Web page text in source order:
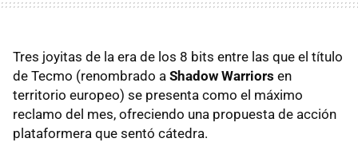
Tres joyitas de la era de los 8 bits entre las que el título
de Tecmo (renombrado a Shadow Warriors en
territorio europeo) se presenta como el máximo
reclamo del mes, ofreciendo una propuesta de acción
plataformera que sentó cátedra.